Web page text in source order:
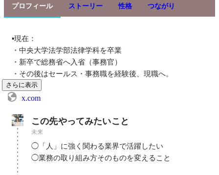
プロフィール ストーリー 性格 つながり
▪️現在：
・中央大学法学部法律学科を卒業
・新卒で総務省へ入省（事務官）
・その後はセールス・事務職を経験後、現職へ。
さらに表示
x.com
この先やってみたいこと
未来
◯「人」に強く関わる業界で活躍したい